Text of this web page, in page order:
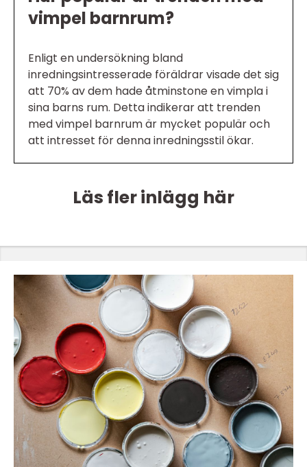
vimpel barnrum?
Enligt en undersökning bland
inredningsintresserade föräldrar visade det sig
att 70% av dem hade åtminstone en vimpla i
sina barns rum. Detta indikerar att trenden
med vimpel barnrum är mycket populär och
att intresset för denna inredningsstil ökar.
Läs fler inlägg här